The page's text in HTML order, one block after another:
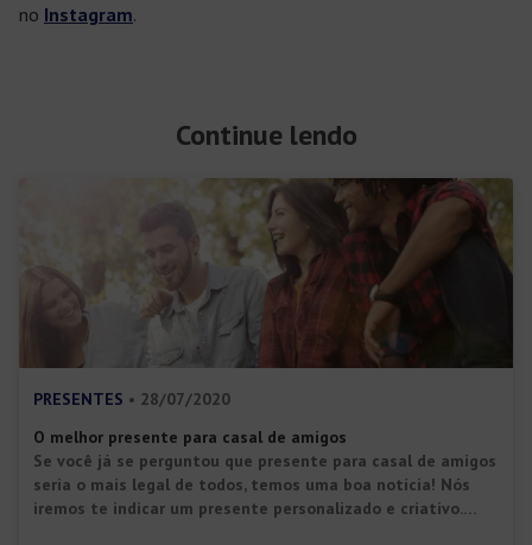
no Instagram.
Continue lendo
PRESENTES • 28/07/2020
O melhor presente para casal de amigos
Se você já se perguntou que presente para casal de amigos
seria o mais legal de todos, temos uma boa notícia! Nós
iremos te indicar um presente personalizado e criativo.